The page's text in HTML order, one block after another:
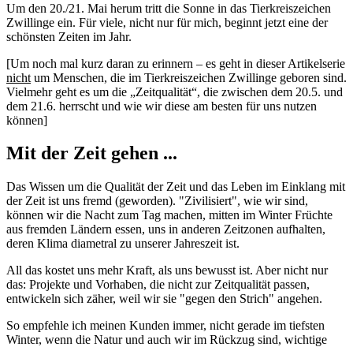
Um den 20./21. Mai herum tritt die Sonne in das Tierkreiszeichen
Zwillinge ein. Für viele, nicht nur für mich, beginnt jetzt eine der
schönsten Zeiten im Jahr.
[Um noch mal kurz daran zu erinnern – es geht in dieser Artikelserie
nicht um Menschen, die im Tierkreiszeichen Zwillinge geboren sind.
Vielmehr geht es um die „Zeitqualität“, die zwischen dem 20.5. und
dem 21.6. herrscht und wie wir diese am besten für uns nutzen
können]
Mit der Zeit gehen ...
Das Wissen um die Qualität der Zeit und das Leben im Einklang mit
der Zeit ist uns fremd (geworden). "Zivilisiert", wie wir sind,
können wir die Nacht zum Tag machen, mitten im Winter Früchte
aus fremden Ländern essen, uns in anderen Zeitzonen aufhalten,
deren Klima diametral zu unserer Jahreszeit ist.
All das kostet uns mehr Kraft, als uns bewusst ist. Aber nicht nur
das: Projekte und Vorhaben, die nicht zur Zeitqualität passen,
entwickeln sich zäher, weil wir sie "gegen den Strich" angehen.
So empfehle ich meinen Kunden immer, nicht gerade im tiefsten
Winter, wenn die Natur und auch wir im Rückzug sind, wichtige